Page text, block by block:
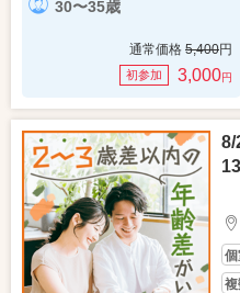
30〜35歳
通常価格 5,400円
初参加 3,000円
8/